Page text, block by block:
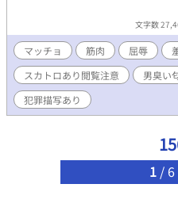
文字数
マッチョ 筋肉 屈辱
スカトロあり閲覧注意
男臭い
犯罪描写あり
1 / 6